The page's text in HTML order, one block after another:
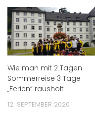
Wie man mit 2 Tagen
Sommerreise 3 Tage
„Ferien“ rausholt
12. SEPTEMBER 2020